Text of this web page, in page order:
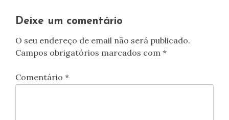
Deixe um comentário
O seu endereço de email não será publicado.
Campos obrigatórios marcados com *
Comentário *